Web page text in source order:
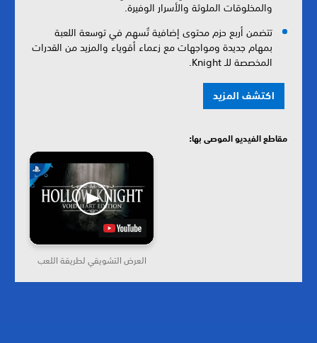
والمخلوقات الملوثة والأسرار الوفيرة.
تتضمن أربع حزم محتوى إضافية تُسهم في توسعة اللعبة
بمهام جديدة ومواجهات مع زعماء أقوياء والمزيد من القدرات
المخصصة للـ Knight.
اكتشف المزيد
مقاطع الفيديو الموصى بها:
العرض التشويقي لطريقة اللعب